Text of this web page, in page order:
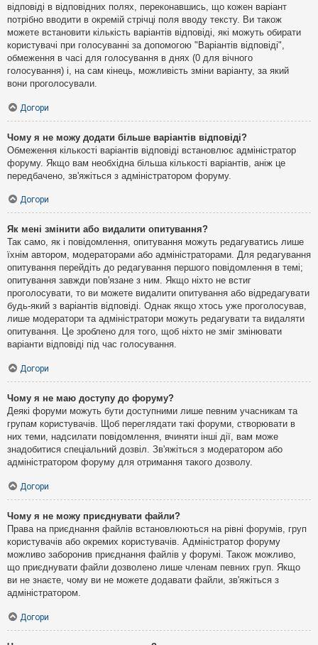
відповіді в відповідних полях, переконавшись, що кожен варіант
потрібно вводити в окремій стрічці поля вводу тексту. Ви також
можете встановити кількість варіантів відповіді, які можуть обирати
користувачі при голосуванні за допомогою "Варіантів відповіді",
обмеження в часі для голосування в днях (0 для вічного
голосування) і, на сам кінець, можливість зміни варіанту, за який
вони проголосували.
Догори
Чому я не можу додати більше варіантів відповіді?
Обмеження кількості варіантів відповіді встановлює адміністратор
форуму. Якщо вам необхідна більша кількості варіантів, аніж це
передбачено, зв'яжіться з адміністратором форуму.
Догори
Як мені змінити або видалити опитування?
Так само, як і повідомлення, опитування можуть редагуватись лише
їхнім автором, модераторами або адміністраторами. Для редагування
опитування перейдіть до редагування першого повідомлення в темі;
опитування завжди пов'язане з ним. Якщо ніхто не встиг
проголосувати, то ви можете видалити опитування або відредагувати
будь-який з варіантів відповіді. Однак якщо хтось уже проголосував,
лише модератори та адміністратори можуть редагувати та видаляти
опитування. Це зроблено для того, щоб ніхто не зміг змінювати
варіанти відповіді під час голосування.
Догори
Чому я не маю доступу до форуму?
Деякі форуми можуть бути доступними лише певним учасникам та
групам користувачів. Щоб переглядати такі форуми, створювати в
них теми, надсилати повідомлення, вчиняти інші дії, вам може
знадобитися спеціальний дозвіл. Зв'яжіться з модератором або
адміністратором форуму для отримання такого дозволу.
Догори
Чому я не можу приєднувати файли?
Права на приєднання файлів встановлюються на рівні форумів, груп
користувачів або окремих користувачів. Адміністратор форуму
можливо заборонив приєднання файлів у форумі. Також можливо,
що приєднувати файли дозволено лише членам певних груп. Якщо
ви не знаєте, чому ви не можете додавати файли, зв'яжіться з
адміністратором.
Догори